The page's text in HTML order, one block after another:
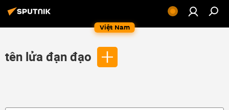
Việt Nam
tên lửa đạn đạo